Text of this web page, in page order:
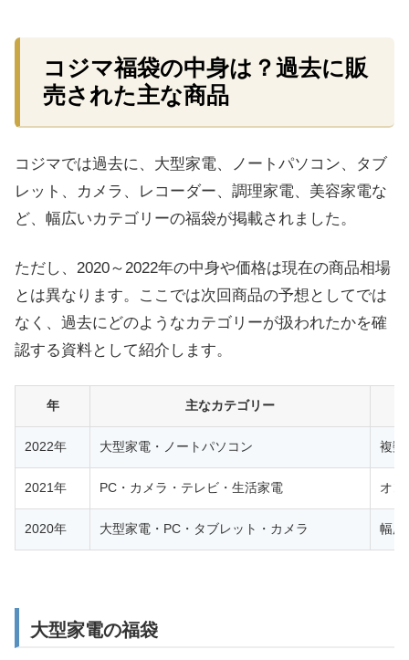
コジマ福袋の中身は？過去に販
売された主な商品
コジマでは過去に、大型家電、ノートパソコン、タブ
レット、カメラ、レコーダー、調理家電、美容家電な
ど、幅広いカテゴリーの福袋が掲載されました。
ただし、2020～2022年の中身や価格は現在の商品相場
とは異なります。ここでは次回商品の予想としてでは
なく、過去にどのようなカテゴリーが扱われたかを確
認する資料として紹介します。
年 主なカテゴリー
2022年 大型家電・ノートパソコン 複数
2021年 PC・カメラ・テレビ・生活家電 オン
2020年 大型家電・PC・タブレット・カメラ 幅広
大型家電の福袋